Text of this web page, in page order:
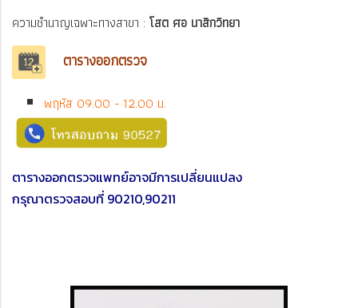
ความชำนาญเฉพาะทางสาขา : โสต ศอ นาสิกวิทยา
ตารางออกตรวจ
พฤหัส 09.00 - 12.00 น.
ตารางออกตรวจแพทย์อาจมีการเปลี่ยนแปลง
กรุณาตรวจสอบที่ 90210,90211